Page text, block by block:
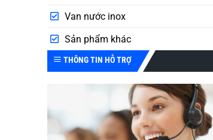
Van nước inox
Sản phẩm khác
THÔNG TIN HỖ TRỢ